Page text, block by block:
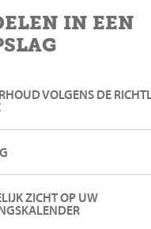
IN EEN
VOLGENS DE
ZICHT OP UW